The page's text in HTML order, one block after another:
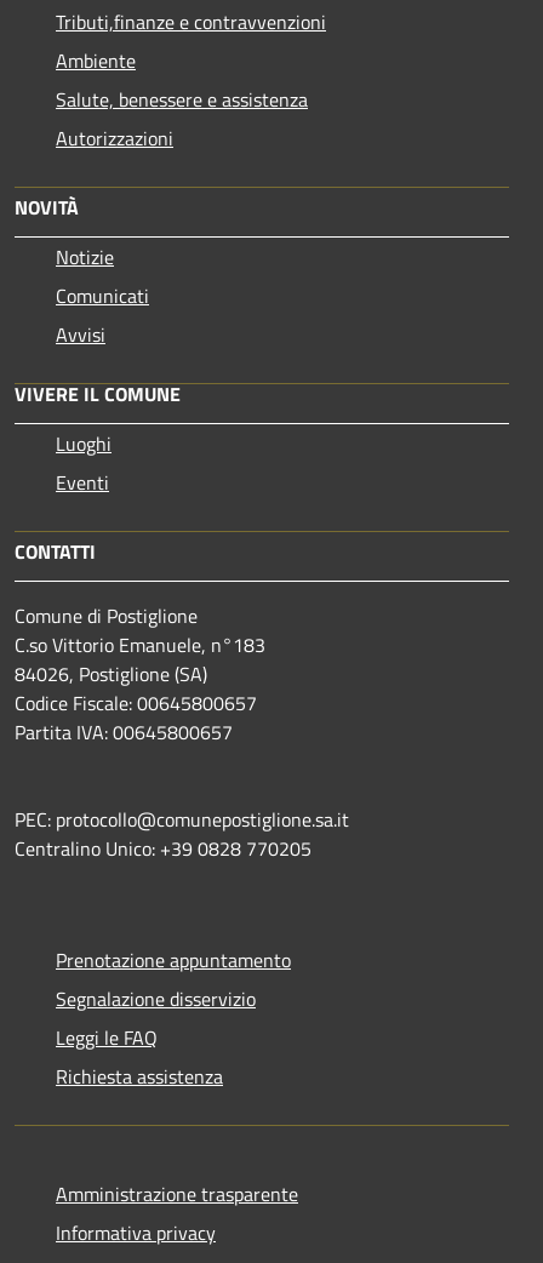
Tributi,finanze e contravvenzioni
Ambiente
Salute, benessere e assistenza
Autorizzazioni
NOVITÀ
Notizie
Comunicati
Avvisi
VIVERE IL COMUNE
Luoghi
Eventi
CONTATTI
Comune di Postiglione
C.so Vittorio Emanuele, n°183
84026, Postiglione (SA)
Codice Fiscale: 00645800657
Partita IVA: 00645800657
PEC: protocollo@comunepostiglione.sa.it
Centralino Unico: +39 0828 770205
Prenotazione appuntamento
Segnalazione disservizio
Leggi le FAQ
Richiesta assistenza
Amministrazione trasparente
Informativa privacy